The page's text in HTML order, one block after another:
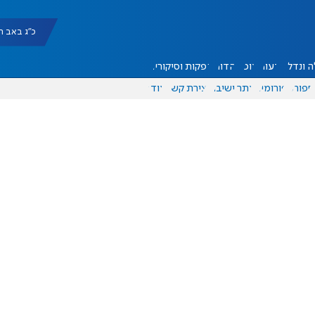
כ"ג באב תשפ"ו
ונדל"ן דעות אוכל יהדות הפקות וסיקורים
ספורט פורומים אתר ישיבה יצירת קשר עוד